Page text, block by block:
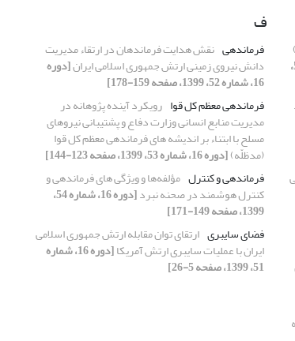
[دوره 16، شماره 51،
ف
فرماندهی نقش هدایت فرماندهان در ارتقاء مدیریت
دانش نیروی زمینی ارتش جمهوری اسلامی ایران[دوره
16، شماره 52، 1399، صفحه 159-178]
فرماندهی معظم کل قوا رویکرد آینده پژوهانه در
مدیریت منابع انسانی وزارت دفاع و پشتیبانی نیروهای
مسلح با ابتناء بر اندیشه های فرماندهی معظم کل قوا
(مدظلّه)[دوره 16، شماره 53، 1399، صفحه 123-144]
فرماندهی و کنترل مؤلفه‌ها و ویژگی های فرماندهی و
کنترل هوشمند در صحنه نبرد [دوره 16، شماره 54،
1399، صفحه 149-171]
فضای سایبری ارتقای توان مقابله ارتش جمهوری اسلامی
ایران با عملیات سایبری ارتش آمریکا [دوره 16، شماره
51، 1399، صفحه 5-26]